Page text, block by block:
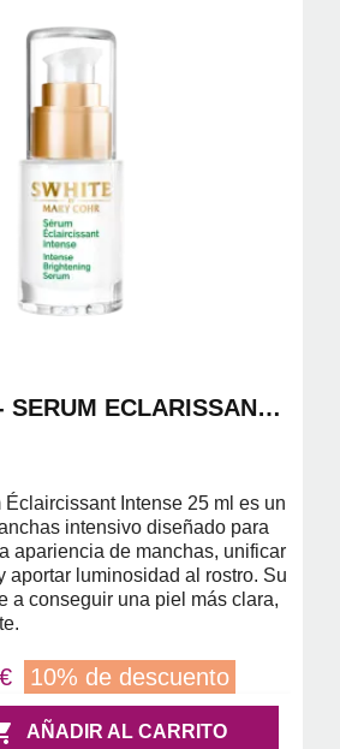
SERUM ECLARISSANT
Éclaircissant Intense 25 ml es un
intensivo diseñado para
apariencia de manchas, unificar
aportar luminosidad al rostro. Su
a conseguir una piel más clara,
10% de descuento
AÑADIR AL CARRITO